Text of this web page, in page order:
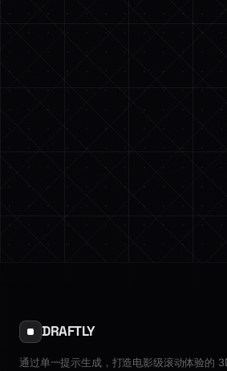
DRAFTLY
通过单一提示生成，打造电影级滚动体验的